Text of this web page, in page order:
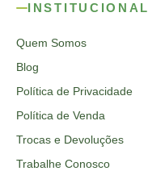
INSTITUCIONAL
Quem Somos
Blog
Política de Privacidade
Política de Venda
Trocas e Devoluções
Trabalhe Conosco